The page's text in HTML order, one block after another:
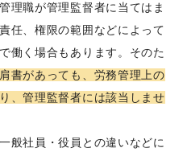
理職が管理監督者に当てはま
任、権限の範囲などによって
働く場合もあります。そのた
書があっても、労務管理上の
、管理監督者には該当しませ
般社員・役員との違いなどに